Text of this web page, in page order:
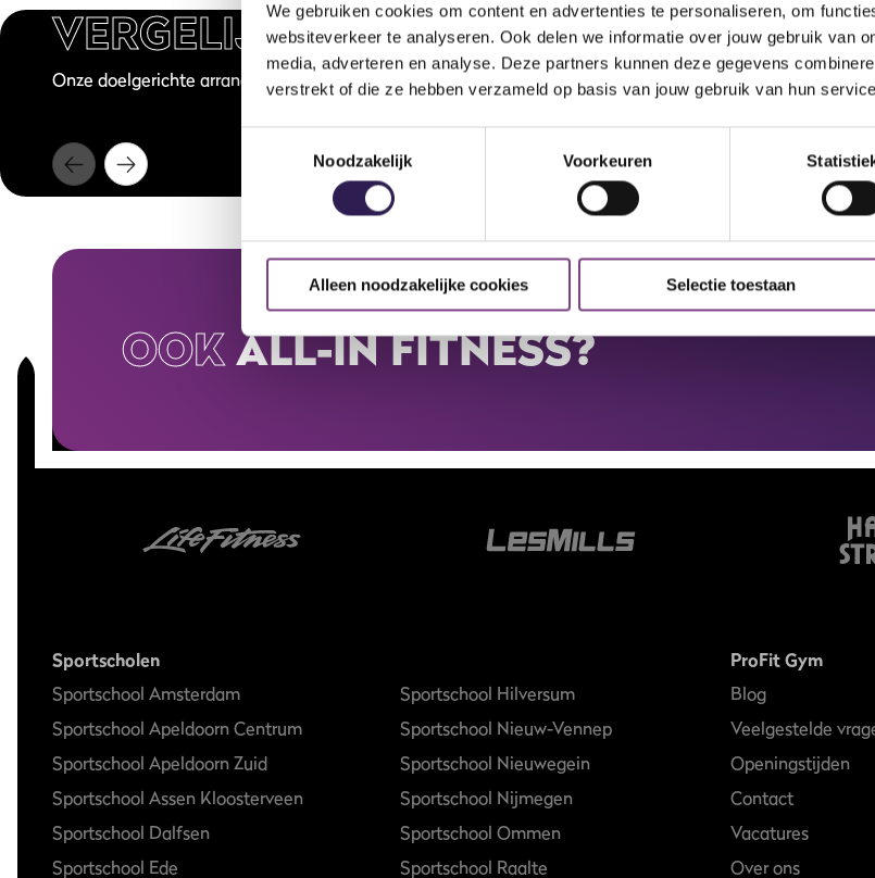
We gebruiken cookies om content en advertenties te personaliseren, om
websiteverkeer te analyseren. Ook delen we informatie over jouw gebruik van
media, adverteren en analyse. Deze partners kunnen deze gegevens
verstrekt of die ze hebben verzameld op basis van jouw gebruik van hun
Noodzakelijk
Voorkeuren
Alleen noodzakelijke cookies Selectie toestaan
VERGELIJKBARELESSEN:
Onze doelgerichte arrangementen voor ieder type sporter.
60 min Live
BodyPump Heavy
60 min
Xcore/BRN Mix
OOKALL-IN FITNESS?
Sportscholen
Sportschool Amsterdam
Sportschool Apeldoorn Centrum
Sportschool Apeldoorn Zuid
Sportschool Assen Kloosterveen
Sportschool Dalfsen
Sportschool Ede
Sportschool Hilversum
Sportschool Nieuw-Vennep
Sportschool Nieuwegein
Sportschool Nijmegen
Sportschool Ommen
Sportschool Raalte
ProFit Gym
Blog
Veelgestelde
Openingstijden
Contact
Vacatures
Over ons